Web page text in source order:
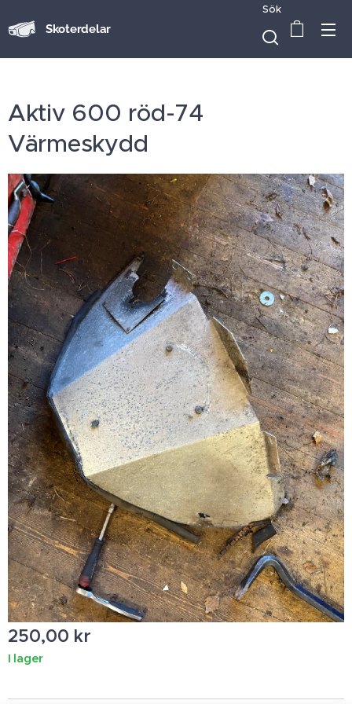
Skoterdelar
Sök
Aktiv 600 röd-74
Värmeskydd
250,00 kr
I lager